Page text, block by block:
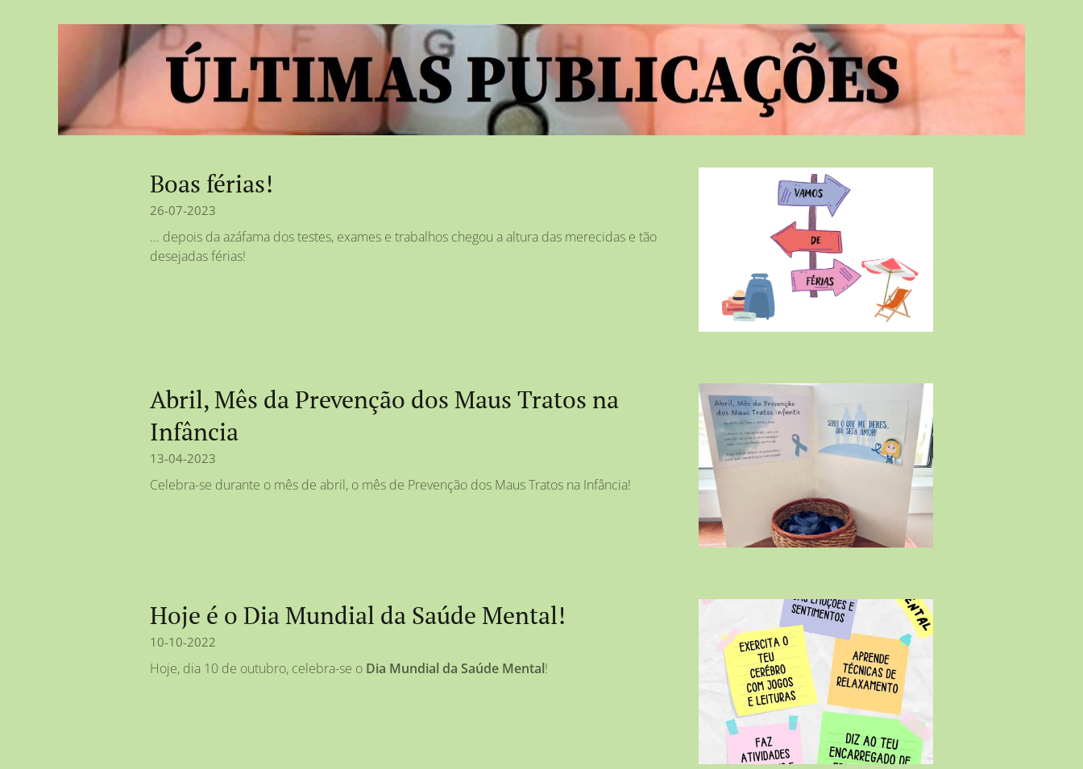
Boas férias!
26-07-2023
... depois da azáfama dos testes, exames e trabalhos chegou a altura das merecidas e tão
desejadas férias!
Abril, Mês da Prevenção dos Maus Tratos na
Infância
13-04-2023
Celebra-se durante o mês de abril, o mês de Prevenção dos Maus Tratos na Infância!
Hoje é o Dia Mundial da Saúde Mental!
10-10-2022
Hoje, dia 10 de outubro, celebra-se o Dia Mundial da Saúde Mental!